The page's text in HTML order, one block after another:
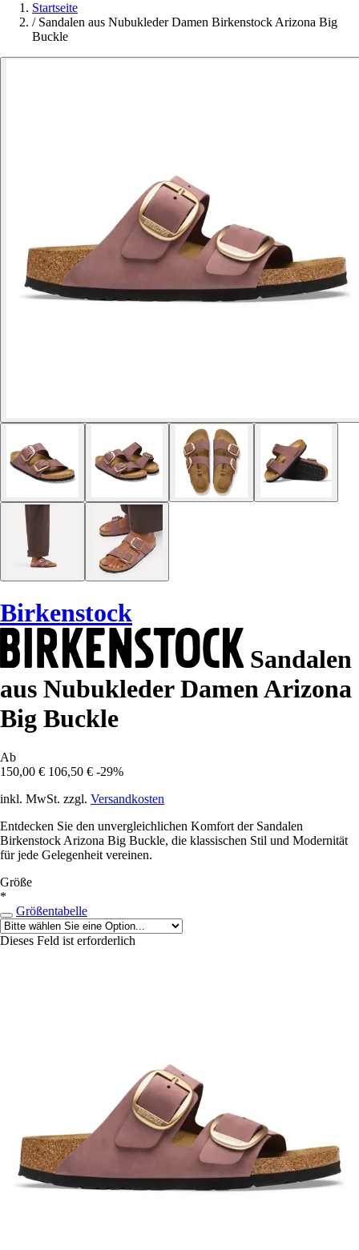
Startseite
/ Sandalen aus Nubukleder Damen Birkenstock Arizona Big
Buckle
Birkenstock
Sandalen
aus Nubukleder Damen Arizona
Big Buckle
Ab
150,00 € 106,50 € -29%
inkl. MwSt. zzgl. Versandkosten
Entdecken Sie den unvergleichlichen Komfort der Sandalen
Birkenstock Arizona Big Buckle, die klassischen Stil und Modernität
für jede Gelegenheit vereinen.
Größe
*
Größentabelle
Dieses Feld ist erforderlich